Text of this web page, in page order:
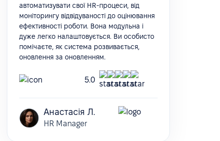
автоматизувати свої HR-процеси, від
моніторингу відвідуваності до оцінювання
ефективності роботи. Вона модульна і
дуже легко налаштовується. Ви особисто
помічаєте, як система розвивається,
оновлення за оновленням.
5.0
Анастасія Л.
HR Manager